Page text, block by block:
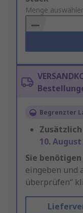
to
Basket
Menge
Begrenzter
Zusätzlich
10. August
Sie
eingeben und
überprüfen“